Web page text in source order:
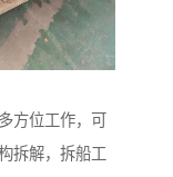
方位工作，可
拆解，拆船工